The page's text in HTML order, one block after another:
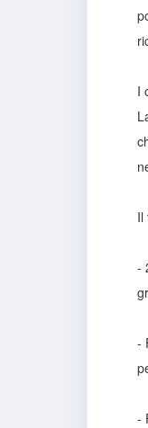
I
Il
-
-
-